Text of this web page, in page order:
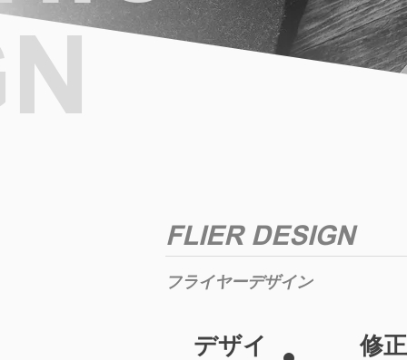
FLIER DESIGN
​フライヤーデザイン
デザイ
修正